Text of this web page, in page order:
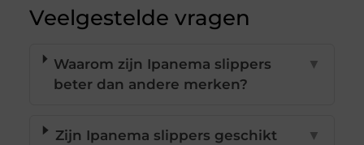
Veelgestelde vragen
Waarom zijn Ipanema slippers
beter dan andere merken?
▼
Zijn Ipanema slippers geschikt
▼